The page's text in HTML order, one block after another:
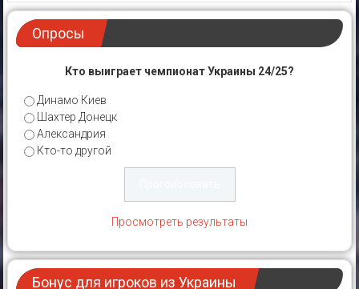
Опросы
Кто выиграет чемпионат Украины 24/25?
Динамо Киев
Шахтер Донецк
Александрия
Кто-то другой
Просмотреть результаты
Бонус для игроков из Украины